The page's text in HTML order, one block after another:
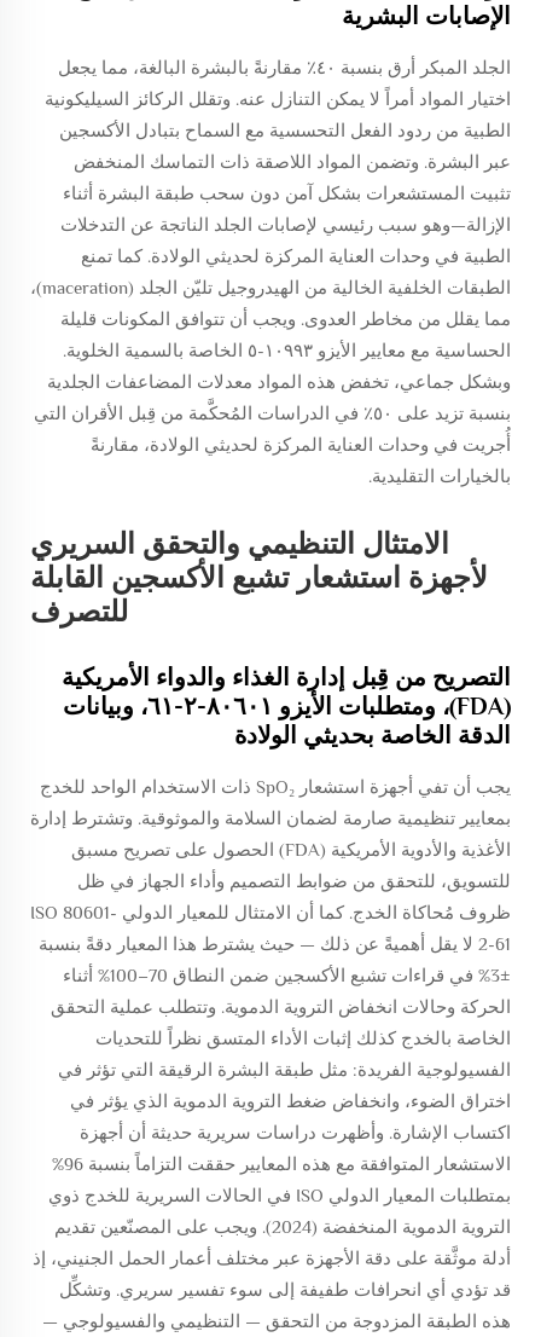
الإصابات البشرية
الجلد المبكر أرق بنسبة ٤٠٪ مقارنةً بالبشرة البالغة، مما يجعل
اختيار المواد أمراً لا يمكن التنازل عنه. وتقلل الركائز السيليكونية
الطبية من ردود الفعل التحسسية مع السماح بتبادل الأكسجين
عبر البشرة. وتضمن المواد اللاصقة ذات التماسك المنخفض
تثبيت المستشعرات بشكل آمن دون سحب طبقة البشرة أثناء
الإزالة—وهو سبب رئيسي لإصابات الجلد الناتجة عن التدخلات
الطبية في وحدات العناية المركزة لحديثي الولادة. كما تمنع
الطبقات الخلفية الخالية من الهيدروجيل تليّن الجلد (maceration)،
مما يقلل من مخاطر العدوى. ويجب أن تتوافق المكونات قليلة
الحساسية مع معايير الأيزو ١٠٩٩٣-٥ الخاصة بالسمية الخلوية.
وبشكل جماعي، تخفض هذه المواد معدلات المضاعفات الجلدية
بنسبة تزيد على ٥٠٪ في الدراسات المُحكَّمة من قِبل الأقران التي
أُجريت في وحدات العناية المركزة لحديثي الولادة، مقارنةً
بالخيارات التقليدية.
الامتثال التنظيمي والتحقق السريري
لأجهزة استشعار تشبع الأكسجين القابلة
للتصرف
التصريح من قِبل إدارة الغذاء والدواء الأمريكية
(FDA)، ومتطلبات الأيزو ٨٠٦٠١-٢-٦١، وبيانات
الدقة الخاصة بحديثي الولادة
يجب أن تفي أجهزة استشعار SpO₂ ذات الاستخدام الواحد للخدج
بمعايير تنظيمية صارمة لضمان السلامة والموثوقية. وتشترط إدارة
الأغذية والأدوية الأمريكية (FDA) الحصول على تصريح مسبق
للتسويق، للتحقق من ضوابط التصميم وأداء الجهاز في ظل
ظروف مُحاكاة الخدج. كما أن الامتثال للمعيار الدولي ISO 80601-
2-61 لا يقل أهميةً عن ذلك — حيث يشترط هذا المعيار دقةً بنسبة
±3% في قراءات تشبع الأكسجين ضمن النطاق 70–100% أثناء
الحركة وحالات انخفاض التروية الدموية. وتتطلب عملية التحقق
الخاصة بالخدج كذلك إثبات الأداء المتسق نظراً للتحديات
الفسيولوجية الفريدة: مثل طبقة البشرة الرقيقة التي تؤثر في
اختراق الضوء، وانخفاض ضغط التروية الدموية الذي يؤثر في
اكتساب الإشارة. وأظهرت دراسات سريرية حديثة أن أجهزة
الاستشعار المتوافقة مع هذه المعايير حققت التزاماً بنسبة 96%
بمتطلبات المعيار الدولي ISO في الحالات السريرية للخدج ذوي
التروية الدموية المنخفضة (2024). ويجب على المصنّعين تقديم
أدلة موثَّقة على دقة الأجهزة عبر مختلف أعمار الحمل الجنيني، إذ
قد تؤدي أي انحرافات طفيفة إلى سوء تفسير سريري. وتشكِّل
هذه الطبقة المزدوجة من التحقق — التنظيمي والفسيولوجي —